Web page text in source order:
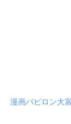
漫画バビロン大